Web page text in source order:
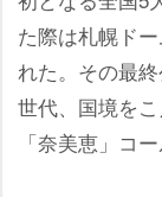
た際は札幌ド
れた。その最
世代、国境を
「奈美恵」コ